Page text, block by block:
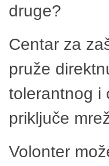
druge?
Centar za
pruže
tolerantnog i
priključe
Volonter